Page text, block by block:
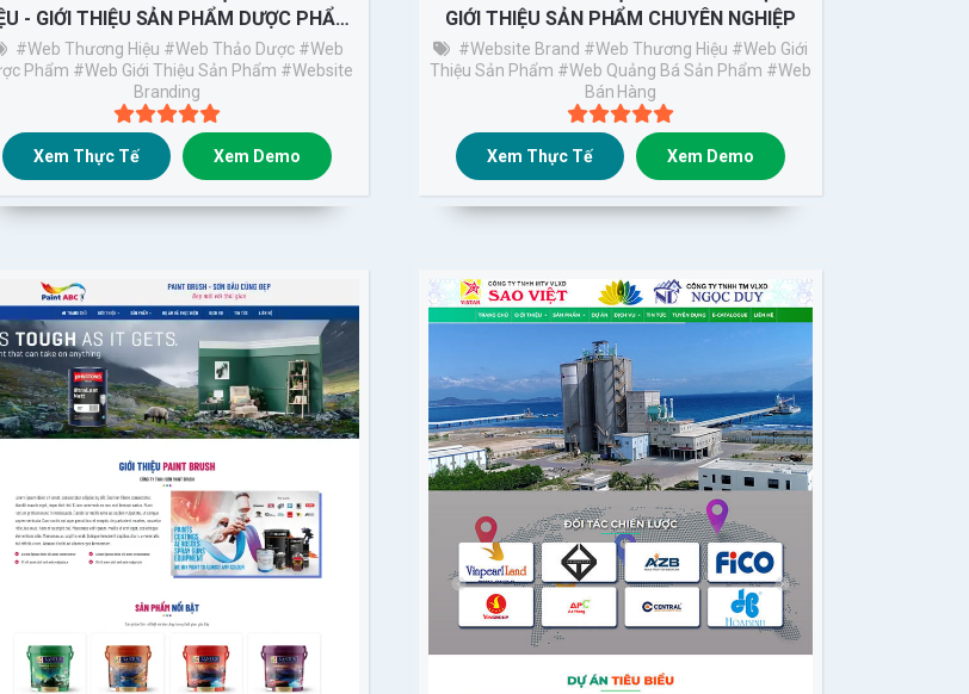
- GIỚI THIỆU SẢN PHẨM DƯỢC PHẨM,
THẢO DƯỢC
#Web Thương Hiệu #Web Thảo Dược #web
Phẩm #web Giới Thiệu Sản Phẩm #Website
Branding
Xem Thực Tế Xem Demo
GIỚI THIỆU SẢN PHẨM CHUYÊN NGHIỆP
#Website Brand #web Thương Hiệu #web Giới
Thiệu Sản Phẩm #Web Quảng Bá Sản Phẩm #web
Bán Hàng
Xem Thực Tế Xem Demo